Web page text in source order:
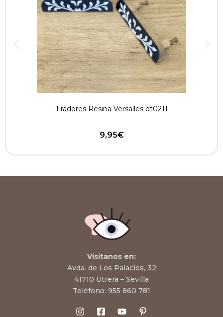
Tiradores Resina Versalles dt0211
9,95€
Visítanos en:
Avda. de Los Palacios, 32
41710 Utrera – Sevilla
Teléfono: 955 860 781